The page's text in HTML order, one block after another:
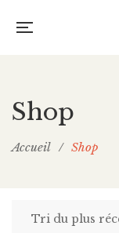
Shop
Accueil / Shop